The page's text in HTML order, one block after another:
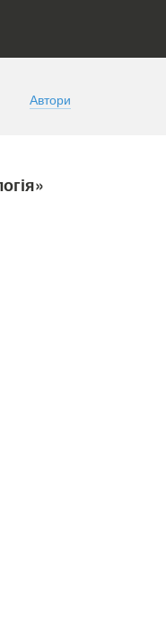
Автори